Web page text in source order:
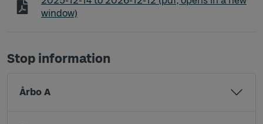
window)
Stop information
Årbo A